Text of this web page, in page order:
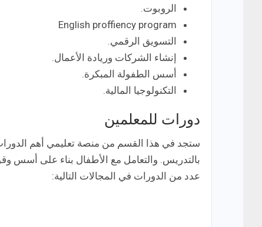
الروبوت.
English proffiency program
التسويق الرقمي.
إنشاء الشركات وريادة الأعمال.
أسس الطفولة المبكرة.
التكنولوجيا المالية.
دورات للمعلمين
ستجد في هذا القسم من منصة تعليمي أهم
عدد من الدورات في المجالات التالية: